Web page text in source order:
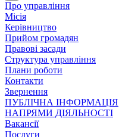
Про управління
Місія
Керівництво
Прийом громадян
Правові засади
Структура управління
Плани роботи
Контакти
Звернення
ПУБЛІЧНА ІНФОРМАЦІЯ
НАПРЯМИ ДІЯЛЬНОСТІ
Вакансії
Послуги